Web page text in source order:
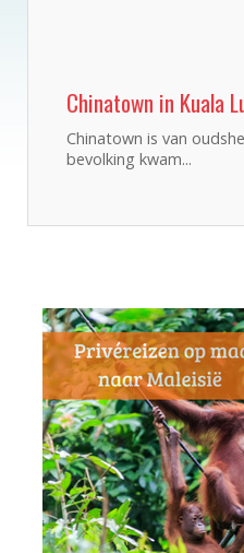
Chinatown in Kuala
Chinatown is van
bevolking kwam...